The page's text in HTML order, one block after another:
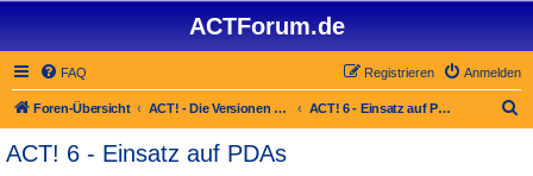
ACTForum.de
FAQ Anmelden
Registrieren
Foren-Übersicht ACT! - Die Versionen 2.x bis 6.x (auch ACT! 2000) ACT! 6 - Einsatz auf PDAs
ACT! 6 - Einsatz auf PDAs